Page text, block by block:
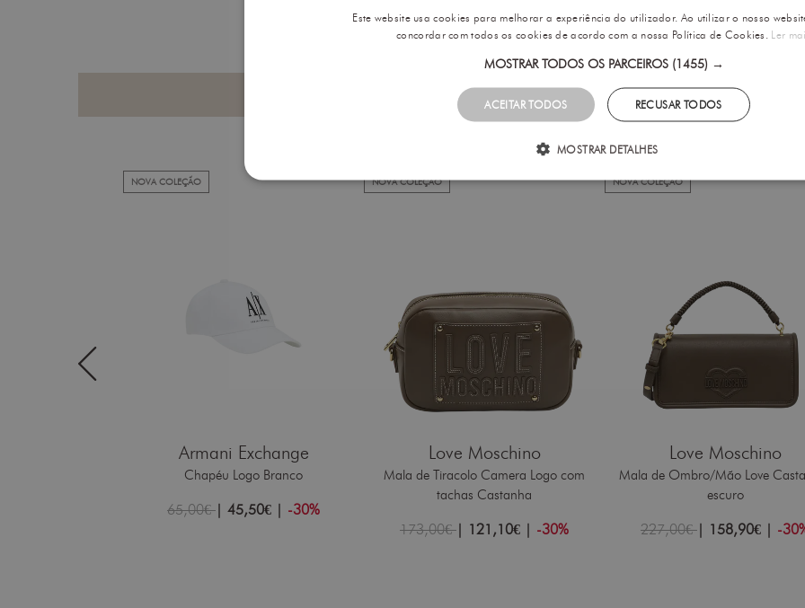
NOVA COLEÇÃO
Armani Exchange
Chapéu Logo Branco
65,00€| 45,50€ | -30%
NOVA COLEÇÃO
Love Moschino
Mala de Tiracolo Camera Logo com
tachas Castanha
173,00€| 121,10€ | -30%
NOVA COLEÇÃO
Love Moschino
Mala de Ombro/Mão Love
escuro
227,00€| 158,90€ | -
Este website usa cookies para melhorar a experiência do utilizador. Ao utilizar o nosso
concordar com todos os cookies de acordo com a nossa Política de Cookies. Ler
MOSTRAR TODOS OS PARCEIROS (1455) →
ACEITAR TODOS RECUSAR TODOS
MOSTRAR DETALHES